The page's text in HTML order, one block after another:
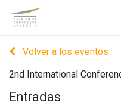
Volver a los eventos
2nd International
Entradas